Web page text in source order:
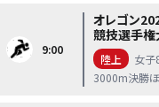
9:00
オレゴン
競技選手権
陸上
女子
3000m決勝